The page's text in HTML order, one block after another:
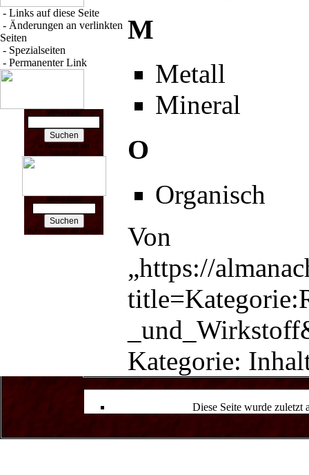
- Links auf diese Seite
- Änderungen an verlinkten
Seiten
- Spezialseiten
- Permanenter Link
Suchen nach:
In Partnerschaft mit
Amazon.de
Suchen nach:
In Partnerschaft mit Google
M
Metall
Mineral
O
Organisch
Von
„https://
Kategorie:
Diese Seite wurde zuletzt